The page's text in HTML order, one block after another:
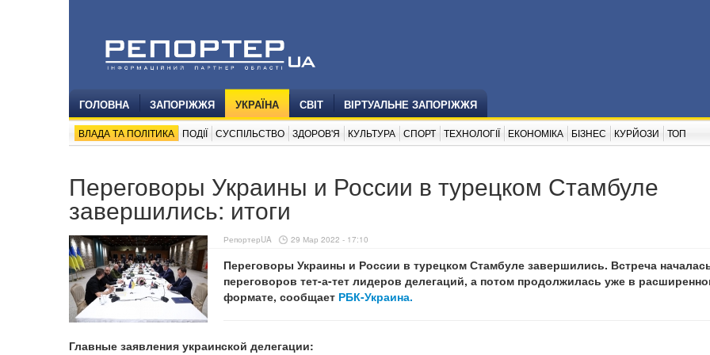
ГОЛОВНА ЗАПОРІЖЖЯ УКРАЇНА СВІТ ВІРТУАЛЬНЕ ЗАПОРІЖЖЯ
ВЛАДА ТА ПОЛІТИКА ПОДІЇ СУСПІЛЬСТВО ЗДОРОВ'Я КУЛЬТУРА СПОРТ ТЕХНОЛОГІЇ ЕКОНОМІКА БІЗНЕС КУРЙОЗИ ТОП
Переговоры Украины и России в турецком Стамбуле
завершились: итоги
РепортерUA 29 Мар 2022 - 17:10
Переговоры Украины и России в турецком Стамбуле завершились. Встреча
переговоров тет-а-тет лидеров делегаций, а потом продолжилась уже в
формате, сообщает РБК-Украина.
Главные заявления украинской делегации: